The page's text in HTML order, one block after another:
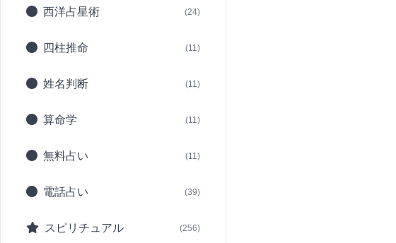
西洋占星術 (24)
四柱推命 (11)
姓名判断 (11)
算命学 (11)
無料占い (11)
電話占い (39)
スピリチュアル (256)